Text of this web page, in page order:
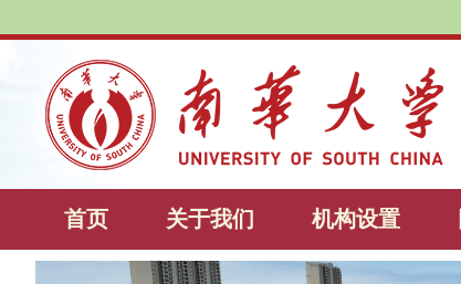
首页 关于我们 机构设置